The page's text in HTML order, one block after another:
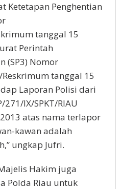
Ketetapan Penghentian
tanggal 15
Perintah
(SP3) Nomor
tanggal 15
Laporan Polisi dari
IX/SPKT/RIAU
atas nama terlapor
kawan adalah
ungkap Jufri.
Hakim juga
Polda Riau untuk